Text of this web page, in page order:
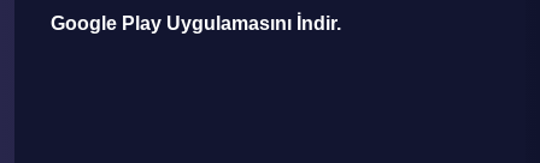
Google Play Uygulamasını İndir.